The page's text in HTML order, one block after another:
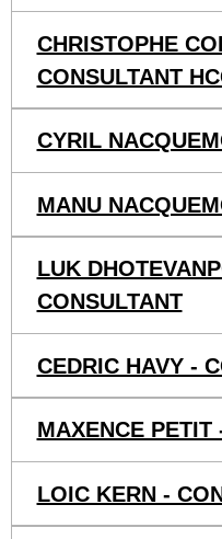
CHRISTOPHE
CONSULTANT
CYRIL
MANU
LUK
CONSULTANT
CEDRIC HAVY -
MAXENCE PETIT
LOIC KERN -